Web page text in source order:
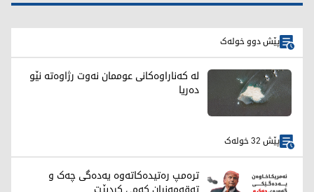
پێش دوو خولەک
لە کەناراوەکانی عوممان نەوت رژاوەته‌ نێو
ده‌ریا
پێش 32 خولەک
ترەمپ رەتیدەکاتەوە یەدەگی چەک و